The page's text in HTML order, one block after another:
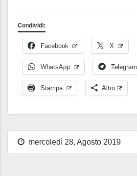
Condividi:
Facebook X
WhatsApp Telegram
Stampa Altro
mercoledì 28, Agosto 2019